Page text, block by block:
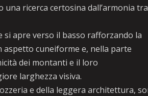
una ricerca certosina dall’armonia tra
si apre verso il basso rafforzando la
aspetto cuneiforme e, nella parte
dei montanti e il loro
larghezza visiva.
e della leggera architettura,